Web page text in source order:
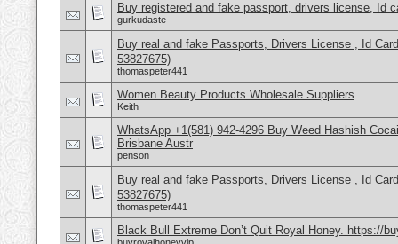
Buy registered and fake passport, drivers license, Id
gurkudaste
Buy real and fake Passports, Drivers License , Id
53827675)
thomaspeter441
Women Beauty Products Wholesale Suppliers
Keith
WhatsApp +1(581) 942-4296 Buy Weed Hashish
Brisbane Austr
penson
Buy real and fake Passports, Drivers License , Id
53827675)
thomaspeter441
Black Bull Extreme Don’t Quit Royal Honey. https://